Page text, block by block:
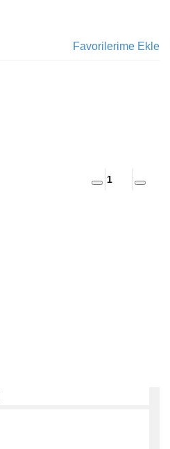
Favorilerime Ekle